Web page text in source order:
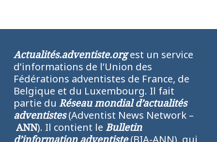
Actualités.adventiste.orgest un service
d’informations de l’Union des
Fédérations adventistes de France, de
Belgique et du Luxembourg. Il fait
partie du Réseau mondial d’actualités
adventistes(Adventist News Network –
ANN). Il contient le Bulletin